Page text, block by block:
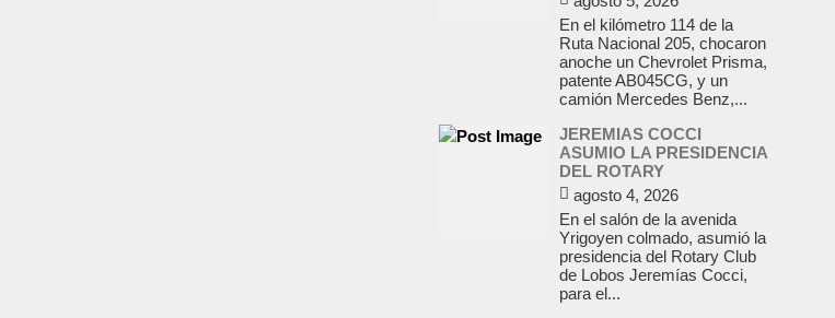
En el kilómetro 114 de la
Ruta Nacional 205, chocaron
anoche un Chevrolet Prisma,
patente AB045CG, y un
camión Mercedes Benz,...
JEREMIAS COCCI
ASUMIO LA PRESIDENCIA
DEL ROTARY
agosto 4, 2026
En el salón de la avenida
Yrigoyen colmado, asumió la
presidencia del Rotary Club
de Lobos Jeremías Cocci,
para el...